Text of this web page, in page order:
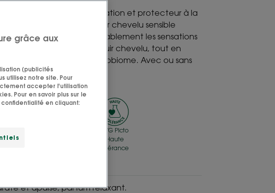
Après-shampoing anti-irritation et protecteur à la
médicinale Bio pour cuir chevelu sensible
immédiatement et durablement les sensations
et d'inconfort du cuir chevelu, tout en
à l'équilibre de son microbiome. Avec ou sans
SVG Picto
Haute
Tolérance
et apaise, parfum relaxant.
grâce aux
(publicités
utilisez notre site. Pour
accepter l'utilisation
Pour en savoir plus sur le
en cliquant: